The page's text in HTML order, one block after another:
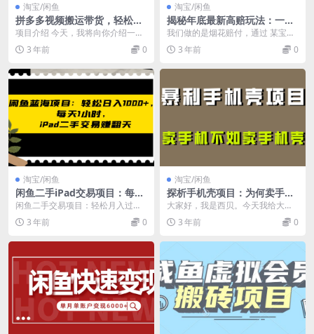
淘宝/闲鱼
拼多多视频搬运带货，轻松获
取佣金！只需一部手机，简单
步骤助你实现居家赚钱计划！
零门槛月入过万！
项目介绍 今天，我将向你介绍一项
令人惊喜的赚钱方法——一种新颖
的多多视频创作技巧...
3 年前 0
淘宝/闲鱼
揭秘年底最新高赔玩法：一单
赔付300+，简单上手，轻松操
作
我们做的是烟花赔付，通过 某宝、
某多去找链接，目前是不让在线上
销售的，有些线下也...
3 年前 0
淘宝/闲鱼
闲鱼二手iPad交易项目：每天
轻松1小时，日入1000+
闲鱼二手交易项目：轻松月入过万
的副业机会！ 您是否正在寻找一种
简单操作、利润空间...
3 年前 0
淘宝/闲鱼
探析手机壳项目：为何卖手机
壳比卖手机更具暴利性？
大家好，我是西贝。今天我给大家
分享一个利润丰厚的手机壳项目，
通过拆解其中的玩法，...
3 年前 0